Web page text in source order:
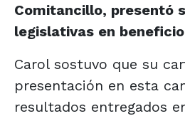
Comitancillo, presentó
legislativas en
Carol sostuvo que su
presentación en esta
resultados entregados